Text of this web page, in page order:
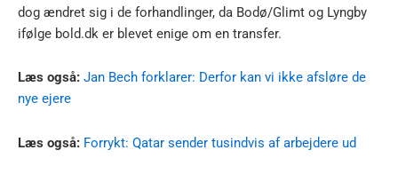
dog ændret sig i de forhandlinger, da Bodø/Glimt og Lyngby
ifølge bold.dk er blevet enige om en transfer.
Læs også: Jan Bech forklarer: Derfor kan vi ikke afsløre de
nye ejere
Læs også: Forrykt: Qatar sender tusindvis af arbejdere ud